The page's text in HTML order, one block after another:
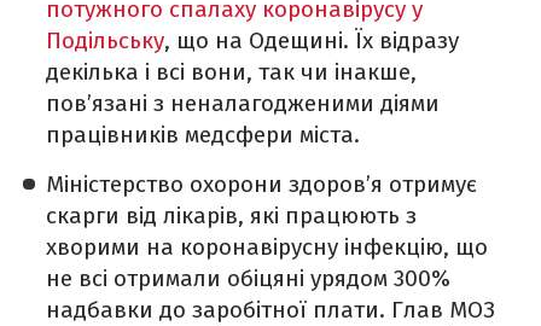
потужного спалаху коронавірусу у
Подільську, що на Одещині. Їх відразу
декілька і всі вони, так чи інакше,
пов’язані з неналагодженими діями
працівників медсфери міста.
Міністерство охорони здоров’я отримує
скарги від лікарів, які працюють з
хворими на коронавірусну інфекцію, що
не всі отримали обіцяні урядом 300%
надбавки до заробітної плати. Глав МОЗ